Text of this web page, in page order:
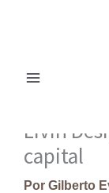
Livin
capital
Por Gilberto